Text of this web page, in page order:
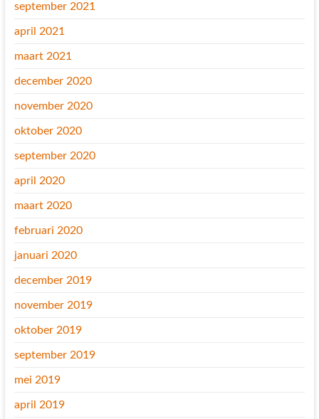
september 2021
april 2021
maart 2021
december 2020
november 2020
oktober 2020
september 2020
april 2020
maart 2020
februari 2020
januari 2020
december 2019
november 2019
oktober 2019
september 2019
mei 2019
april 2019